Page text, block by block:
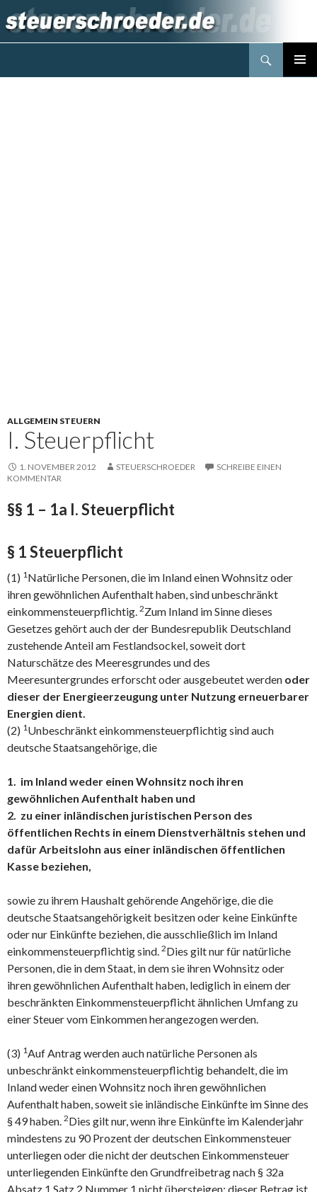
ALLGEMEIN STEUERN
I. Steuerpflicht
1. NOVEMBER 2012 STEUERSCHROEDER
SCHREIBE EINEN
KOMMENTAR
§§ 1 – 1a I. Steuerpflicht
§ 1 Steuerpflicht
(1) 1 Natürliche Personen, die im Inland einen Wohnsitz oder
ihren gewöhnlichen Aufenthalt haben, sind unbeschränkt
einkommensteuerpflichtig. 2Zum Inland im Sinne dieses
Gesetzes gehört auch der der Bundesrepublik Deutschland
zustehende Anteil am Festlandsockel, soweit dort
Naturschätze des Meeresgrundes und des
Meeresuntergrundes erforscht oder ausgebeutet werden oder
dieser der Energieerzeugung unter Nutzung erneuerbarer
Energien dient.
(2) 1 Unbeschränkt einkommensteuerpflichtig sind auch
deutsche Staatsangehörige, die
1. im Inland weder einen Wohnsitz noch ihren
gewöhnlichen Aufenthalt haben und
2. zu einer inländischen juristischen Person des
öffentlichen Rechts in einem Dienstverhältnis stehen und
dafür Arbeitslohn aus einer inländischen öffentlichen
Kasse beziehen,
sowie zu ihrem Haushalt gehörende Angehörige, die die
deutsche Staatsangehörigkeit besitzen oder keine Einkünfte
oder nur Einkünfte beziehen, die ausschließlich im Inland
einkommensteuerpflichtig sind. 2Dies gilt nur für natürliche
Personen, die in dem Staat, in dem sie ihren Wohnsitz oder
ihren gewöhnlichen Aufenthalt haben, lediglich in einem der
beschränkten Einkommensteuerpflicht ähnlichen Umfang zu
einer Steuer vom Einkommen herangezogen werden.
(3) 1 Auf Antrag werden auch natürliche Personen als
unbeschränkt einkommensteuerpflichtig behandelt, die im
Inland weder einen Wohnsitz noch ihren gewöhnlichen
Aufenthalt haben, soweit sie inländische Einkünfte im Sinne des
§ 49 haben. 2Dies gilt nur, wenn ihre Einkünfte im Kalenderjahr
mindestens zu 90 Prozent der deutschen Einkommensteuer
unterliegen oder die nicht der deutschen Einkommensteuer
unterliegenden Einkünfte den Grundfreibetrag nach § 32a
Absatz 1 Satz 2 Nummer 1 nicht übersteigen; dieser Betrag ist